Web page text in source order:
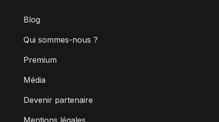
Blog
Qui sommes-nous ?
Premium
Média
Devenir partenaire
Mentions légales